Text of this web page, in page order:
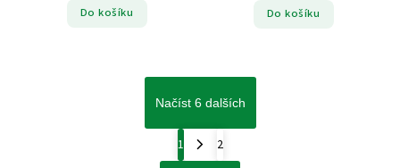
Do košíku Do košíku
Načíst 6 dalších
1
2